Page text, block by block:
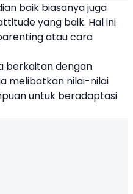
baik biasanya juga
yang baik. Hal ini
atau cara
berkaitan dengan
melibatkan nilai-nilai
untuk beradaptasi